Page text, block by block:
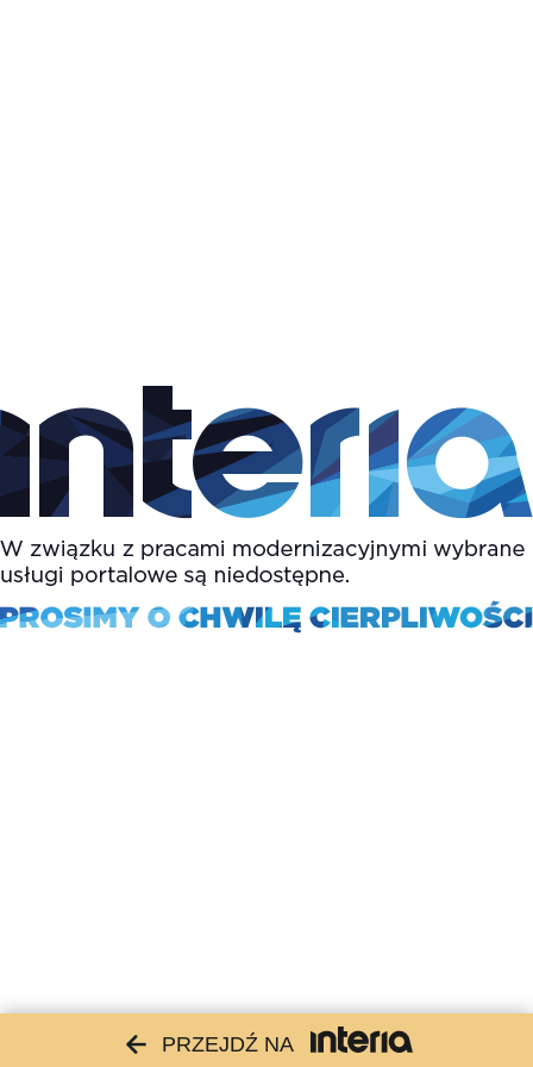
PRZEJDŹ NA